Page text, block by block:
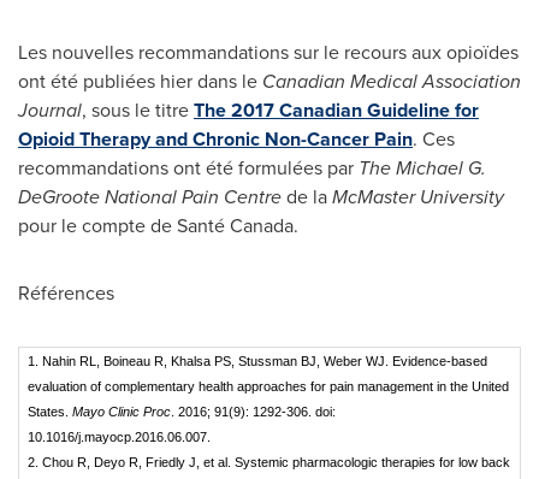
Les nouvelles recommandations sur le recours aux opioïdes
ont été publiées hier dans le Canadian Medical Association
Journal, sous le titreThe 2017 Canadian Guideline for
Opioid Therapy and Chronic Non-Cancer Pain. Ces
recommandations ont été formulées par The Michael G.
DeGroote National Pain Centrede laMcMaster University
pour le compte de SantéCanada.
Références
1. Nahin RL, Boineau R, Khalsa PS, Stussman BJ, Weber WJ. Evidence-based
evaluation of complementary health approaches for pain management in the United
States. Mayo Clinic Proc . 2016; 91(9): 1292-306. doi:
10.1016/j.mayocp.2016.06.007.
2. Chou R, Deyo R, Friedly J, et al. Systemic pharmacologic therapies for low back